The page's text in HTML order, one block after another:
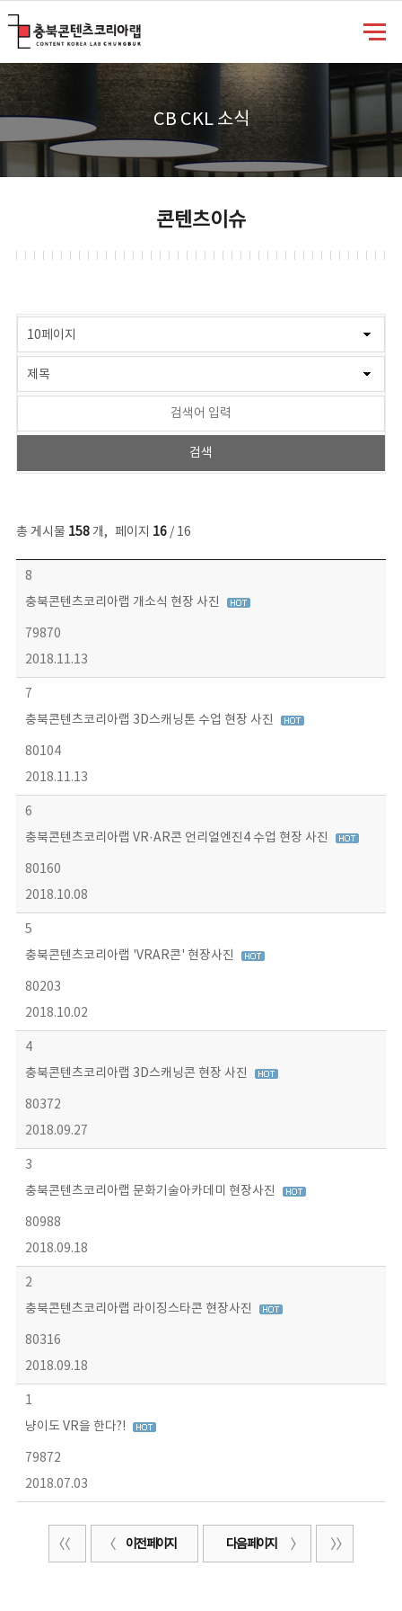
CB CKL 소식
콘텐츠이슈
총 게시물 158개, 페이지 16/ 16
콘텐츠이슈 목록 - 번호, 제목, 작성자, 파일, 조회수, 작성일 정보 제공
8
충북콘텐츠코리아랩 개소식 현장 사진
79870
2018.11.13
7
충북콘텐츠코리아랩 3D스캐닝톤 수업 현장 사진
80104
2018.11.13
6
충북콘텐츠코리아랩 VR·AR콘 언리얼엔진4 수업 현장 사진
80160
2018.10.08
5
충북콘텐츠코리아랩 'VRAR콘' 현장사진
80203
2018.10.02
4
충북콘텐츠코리아랩 3D스캐닝콘 현장 사진
80372
2018.09.27
3
충북콘텐츠코리아랩 문화기술아카데미 현장사진
80988
2018.09.18
2
충북콘텐츠코리아랩 라이징스타콘 현장사진
80316
2018.09.18
1
냥이도 VR을 한다?!
79872
2018.07.03
이전 페이지 다음 페이지